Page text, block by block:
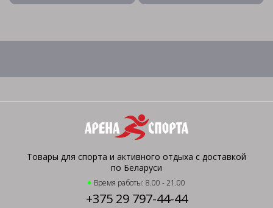
Товары для спорта и активного отдыха с доставкой
по Беларуси
Время работы: 8.00 - 21.00
+375 29 797-44-44